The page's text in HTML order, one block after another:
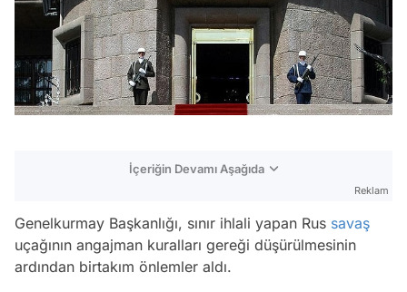
İçeriğin Devamı Aşağıda
Reklam
Genelkurmay Başkanlığı, sınır ihlali yapan Rus savaş
uçağının angajman kuralları gereği düşürülmesinin
ardından birtakım önlemler aldı.